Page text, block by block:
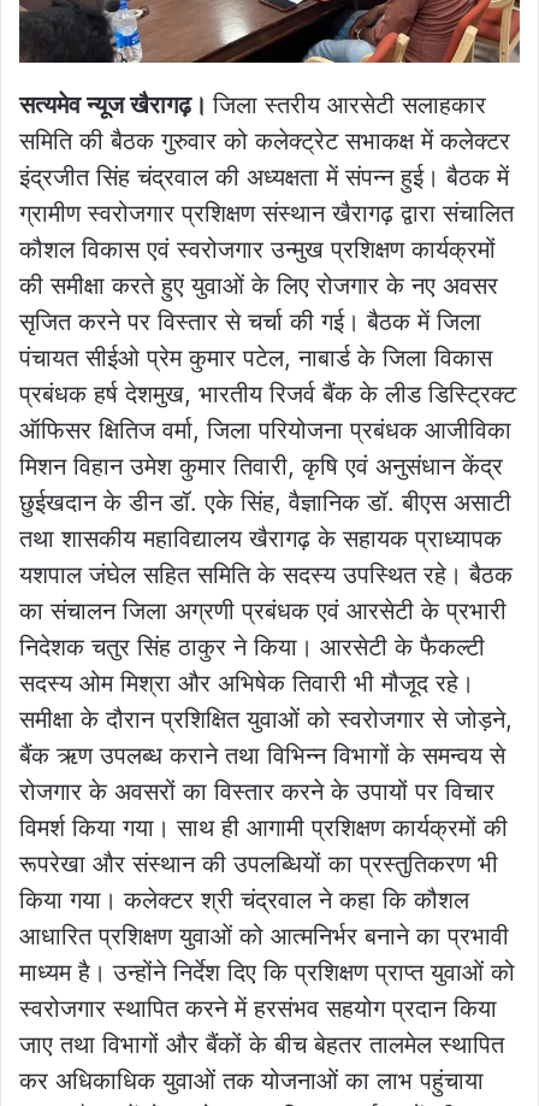
सत्यमेव न्यूज खैरागढ़।जिला स्तरीय आरसेटी सलाहकार
समिति की बैठक गुरुवार को कलेक्ट्रेट सभाकक्ष में कलेक्टर
इंद्रजीत सिंह चंद्रवाल की अध्यक्षता में संपन्न हुई। बैठक में
ग्रामीण स्वरोजगार प्रशिक्षण संस्थान खैरागढ़ द्वारा संचालित
कौशल विकास एवं स्वरोजगार उन्मुख प्रशिक्षण कार्यक्रमों
की समीक्षा करते हुए युवाओं के लिए रोजगार के नए अवसर
सृजित करने पर विस्तार से चर्चा की गई। बैठक में जिला
पंचायत सीईओ प्रेम कुमार पटेल, नाबार्ड के जिला विकास
प्रबंधक हर्ष देशमुख, भारतीय रिजर्व बैंक के लीड डिस्ट्रिक्ट
ऑफिसर क्षितिज वर्मा, जिला परियोजना प्रबंधक आजीविका
मिशन विहान उमेश कुमार तिवारी, कृषि एवं अनुसंधान केंद्र
छुईखदान के डीन डॉ. एके सिंह, वैज्ञानिक डॉ. बीएस असाटी
तथा शासकीय महाविद्यालय खैरागढ़ के सहायक प्राध्यापक
यशपाल जंघेल सहित समिति के सदस्य उपस्थित रहे। बैठक
का संचालन जिला अग्रणी प्रबंधक एवं आरसेटी के प्रभारी
निदेशक चतुर सिंह ठाकुर ने किया। आरसेटी के फैकल्टी
सदस्य ओम मिश्रा और अभिषेक तिवारी भी मौजूद रहे।
समीक्षा के दौरान प्रशिक्षित युवाओं को स्वरोजगार से जोड़ने,
बैंक ऋण उपलब्ध कराने तथा विभिन्न विभागों के समन्वय से
रोजगार के अवसरों का विस्तार करने के उपायों पर विचार
विमर्श किया गया। साथ ही आगामी प्रशिक्षण कार्यक्रमों की
रूपरेखा और संस्थान की उपलब्धियों का प्रस्तुतिकरण भी
किया गया। कलेक्टर श्री चंद्रवाल ने कहा कि कौशल
आधारित प्रशिक्षण युवाओं को आत्मनिर्भर बनाने का प्रभावी
माध्यम है। उन्होंने निर्देश दिए कि प्रशिक्षण प्राप्त युवाओं को
स्वरोजगार स्थापित करने में हरसंभव सहयोग प्रदान किया
जाए तथा विभागों और बैंकों के बीच बेहतर तालमेल स्थापित
कर अधिकाधिक युवाओं तक योजनाओं का लाभ पहुंचाया